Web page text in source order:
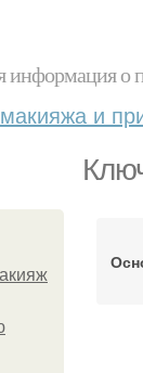
информация о
и